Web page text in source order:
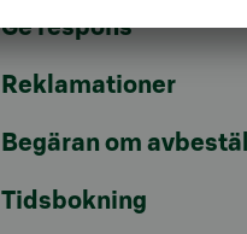
Ge respons
Reklamationer
Begäran om
Tidsbokning